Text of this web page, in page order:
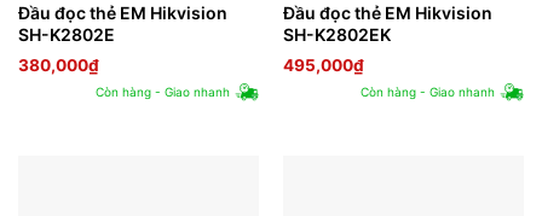
Đầu đọc thẻ EM Hikvision
SH-K2802E
380,000₫
Còn hàng - Giao nhanh
Đầu đọc thẻ EM Hikvision
SH-K2802EK
495,000₫
Còn hàng - Giao nhanh